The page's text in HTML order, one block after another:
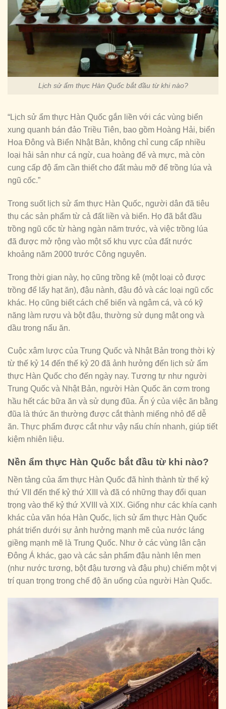
Lịch sử ẩm thực Hàn Quốc bắt đầu từ khi nào?
“Lịch sử ẩm thực Hàn Quốc gắn liền với các vùng biển
xung quanh bán đảo Triều Tiên, bao gồm Hoàng Hải, biển
Hoa Đông và Biển Nhật Bản, không chỉ cung cấp nhiều
loại hải sản như cá ngừ, cua hoàng đế và mực, mà còn
cung cấp độ ẩm cần thiết cho đất màu mỡ để trồng lúa và
ngũ cốc.”
Trong suốt lịch sử ẩm thực Hàn Quốc, người dân đã tiêu
thụ các sản phẩm từ cả đất liền và biển. Họ đã bắt đầu
trồng ngũ cốc từ hàng ngàn năm trước, và việc trồng lúa
đã được mở rộng vào một số khu vực của đất nước
khoảng năm 2000 trước Công nguyên.
Trong thời gian này, họ cũng trồng kê (một loại cỏ được
trồng để lấy hạt ăn), đậu nành, đậu đỏ và các loại ngũ cốc
khác. Họ cũng biết cách chế biến và ngâm cá, và có kỹ
năng làm rượu và bột đậu, thường sử dụng mật ong và
dầu trong nấu ăn.
Cuộc xâm lược của Trung Quốc và Nhật Bản trong thời kỳ
từ thế kỷ 14 đến thế kỷ 20 đã ảnh hưởng đến lịch sử ẩm
thực Hàn Quốc cho đến ngày nay. Tương tự như người
Trung Quốc và Nhật Bản, người Hàn Quốc ăn cơm trong
hầu hết các bữa ăn và sử dụng đũa. Ẩn ý của việc ăn bằng
đũa là thức ăn thường được cắt thành miếng nhỏ để dễ
ăn. Thực phẩm được cắt như vậy nấu chín nhanh, giúp tiết
kiệm nhiên liệu.
Nền ẩm thực Hàn Quốc bắt đầu từ khi nào?
Nền tảng của ẩm thực Hàn Quốc đã hình thành từ thế kỷ
thứ VII đến thế kỷ thứ XIII và đã có những thay đổi quan
trọng vào thế kỷ thứ XVIII và XIX. Giống như các khía cạnh
khác của văn hóa Hàn Quốc, lịch sử ẩm thực Hàn Quốc
phát triển dưới sự ảnh hưởng mạnh mẽ của nước láng
giềng mạnh mẽ là Trung Quốc. Như ở các vùng lân cận
Đông Á khác, gạo và các sản phẩm đậu nành lên men
(như nước tương, bột đậu tương và đậu phụ) chiếm một vị
trí quan trọng trong chế độ ăn uống của người Hàn Quốc.